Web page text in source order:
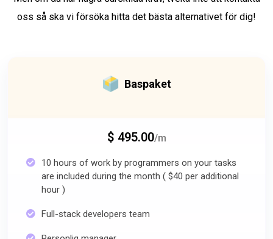
oss så ska vi försöka hitta det bästa alternativet för dig!
Baspaket
$ 495.00/m
10 hours of work by programmers on your tasks
are included during the month ( $40 per additional
hour )
Full-stack developers team